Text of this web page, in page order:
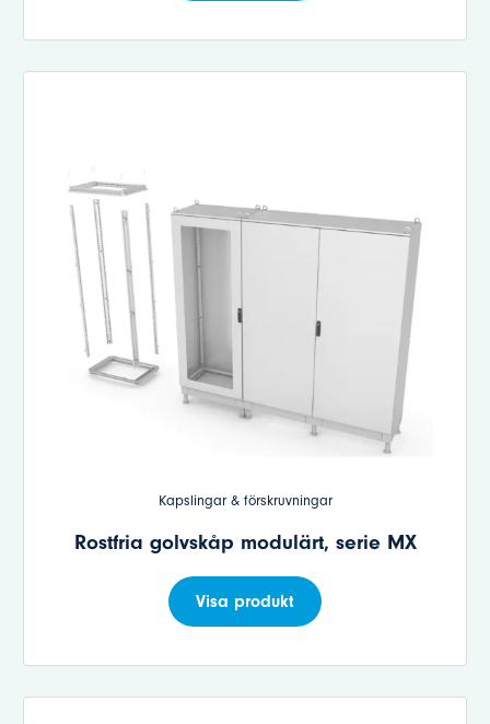
Kapslingar & förskruvningar
Rostfria golvskåp modulärt, serie MX
Visa produkt